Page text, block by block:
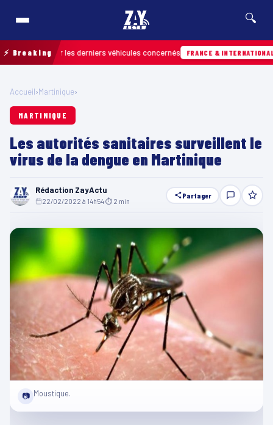
🔍
⚡ Breakingles derniers véhicules concernés FRANCE & INTERNATIONALE
Accueil›Martinique›
MARTINIQUE
Les autorités sanitaires surveillent le
virus de la dengue en Martinique
Rédaction ZayActu
22/02/2022 à 14h54⏱ 2 min
Partager
📷 Moustique.